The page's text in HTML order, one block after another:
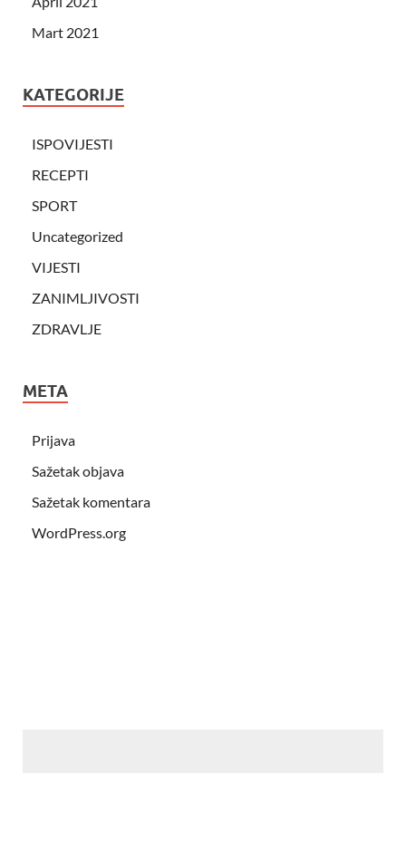
Mart 2021
KATEGORIJE
ISPOVIJESTI
RECEPTI
SPORT
Uncategorized
VIJESTI
ZANIMLJIVOSTI
ZDRAVLJE
META
Prijava
Sažetak objava
Sažetak komentara
WordPress.org